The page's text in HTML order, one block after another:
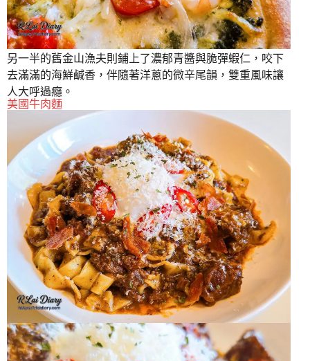
另一半的舊金山漁夫則鋪上了濃郁青醬與脆彈蝦仁，咬下
去滿滿的海鮮鹹香，伴隨著洋蔥的微辛尾韻，雙重風味讓
人大呼過癮。
美國牛肉麵